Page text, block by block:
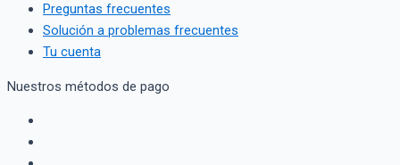
Preguntas frecuentes
Solución a problemas frecuentes
Tu cuenta
Nuestros métodos de pago